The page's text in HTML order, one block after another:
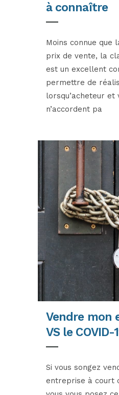
à connaître
Moins connue que
prix de vente, la
est un excellent
permettre de
lorsqu’acheteur et
n’accordent pa
Vendre mon
VS le COVID-
Si vous songez
entreprise à court